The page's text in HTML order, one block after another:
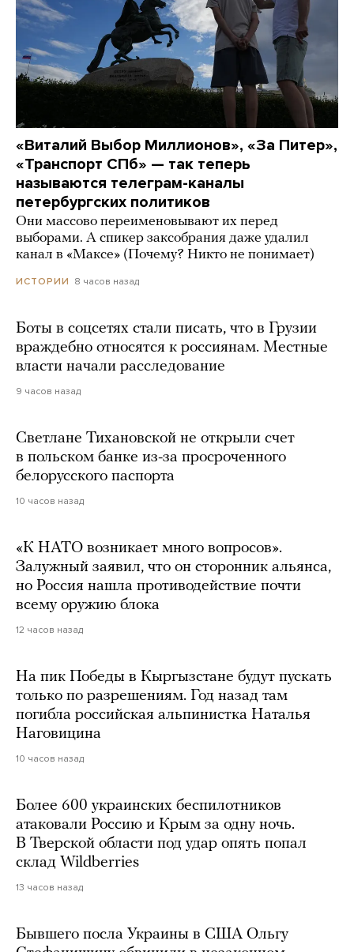
«Виталий Выбор Миллионов», «За Питер»,
«Транспорт СПб» — так теперь
называются телеграм-каналы
петербургских политиков
Они массово переименовывают их перед
выборами. А спикер заксобрания даже удалил
канал в «Максе» (Почему? Никто не понимает)
ИСТОРИИ 8 часов назад
Боты в соцсетях стали писать, что в Грузии
враждебно относятся к россиянам. Местные
власти начали расследование
9 часов назад
Светлане Тихановской не открыли счет
в польском банке из-за просроченного
белорусского паспорта
10 часов назад
«К НАТО возникает много вопросов».
Залужный заявил, что он сторонник альянса,
но Россия нашла противодействие почти
всему оружию блока
12 часов назад
На пик Победы в Кыргызстане будут пускать
только по разрешениям. Год назад там
погибла российская альпинистка Наталья
Наговицина
10 часов назад
Более 600 украинских беспилотников
атаковали Россию и Крым за одну ночь.
В Тверской области под удар опять попал
склад Wildberries
13 часов назад
Бывшего посла Украины в США Ольгу